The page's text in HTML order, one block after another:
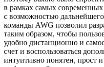
в рамках самых
с возможностью
команды AWG позволил
таким образом, чтобы
удобно дистанционно и
счет и воспользоваться
интуитивно понятен, прост